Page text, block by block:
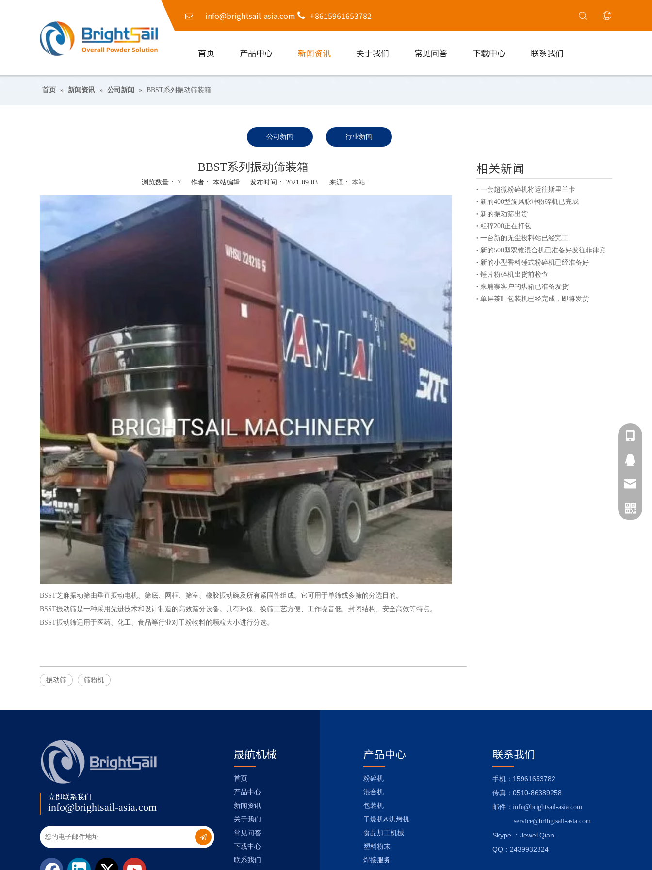
info@brightsail-asia.com +8615961653782
首页 产品中心 新闻资讯 关于我们 常见问答 下载中心 联系我们
首页 » 新闻资讯 » 公司新闻 » BBST系列振动筛装箱
公司新闻 行业新闻
BBST系列振动筛装箱
浏览数量： 7作者： 本站编辑 发布时间： 2021-09-03 来源： 本站
BSST芝麻振动筛由垂直振动电机、筛底、网框、筛室、橡胶振动碗及所有紧固件组成。它可用于单筛或多筛的分选目的。
BSST振动筛是一种采用先进技术和设计制造的高效筛分设备。具有环保、换筛工艺方便、工作噪音低、封闭结构、安全高效等特点。
BSST振动筛适用于医药、化工、食品等行业对干粉物料的颗粒大小进行分选。
振动筛 筛粉机
相关新闻
一套超微粉碎机将运往斯里兰卡
新的400型旋风脉冲粉碎机已完成
新的振动筛出货
粗碎200正在打包
一台新的无尘投料站已经完工
新的500型双锥混合机已准备好发往菲律宾
新的小型香料锤式粉碎机已经准备好
锤片粉碎机出货前检查
柬埔寨客户的烘箱已准备发货
单层茶叶包装机已经完成，即将发货
立即联系我们
info@brightsail-asia.com
晟航机械
首页
产品中心
新闻资讯
关于我们
常见问答
下载中心
联系我们
产品中心
粉碎机
混合机
包装机
干燥机&烘烤机
食品加工机械
塑料粉末
焊接服务
联系我们
手机 ：15961653782
传真 ：0510-86389258
邮件 ：info@brightsail-asia.com
service@brihgtsail-asia.com
Skype.
：Jewel.Qian.
QQ：2439932324